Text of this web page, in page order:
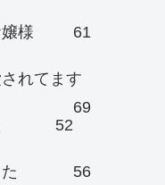
様 61
れてます
69
52
56